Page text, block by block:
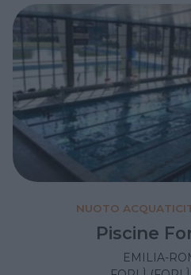
NUOTO
Piscine
EMILIA-